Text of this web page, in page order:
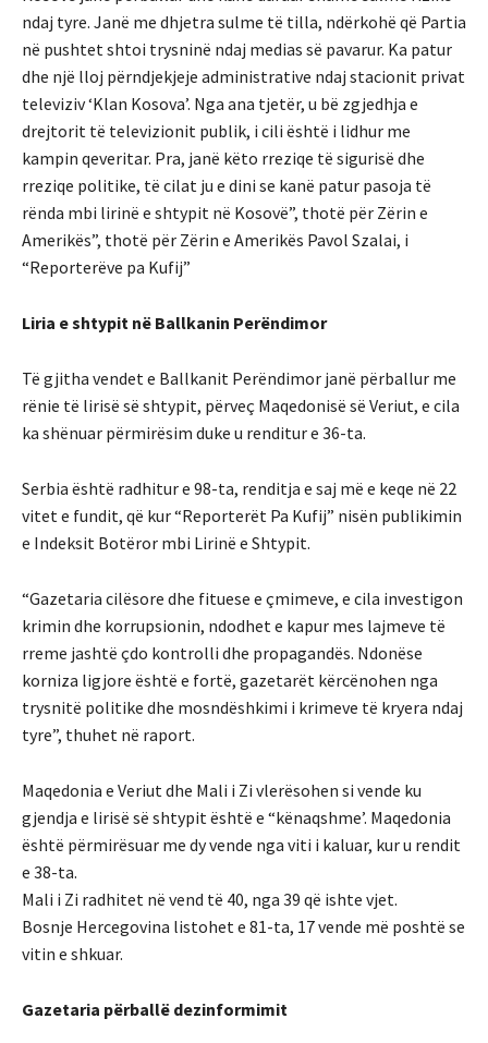
ndaj tyre. Janë me dhjetra sulme të tilla, ndërkohë që Partia
në pushtet shtoi trysninë ndaj medias së pavarur. Ka patur
dhe një lloj përndjekjeje administrative ndaj stacionit privat
televiziv ‘Klan Kosova’. Nga ana tjetër, u bë zgjedhja e
drejtorit të televizionit publik, i cili është i lidhur me
kampin qeveritar. Pra, janë këto rreziqe të sigurisë dhe
rreziqe politike, të cilat ju e dini se kanë patur pasoja të
rënda mbi lirinë e shtypit në Kosovë”, thotë për Zërin e
Amerikës”, thotë për Zërin e Amerikës Pavol Szalai, i
“Reporterëve pa Kufij”
Liria e shtypit në Ballkanin Perëndimor
Të gjitha vendet e Ballkanit Perëndimor janë përballur me
rënie të lirisë së shtypit, përveç Maqedonisë së Veriut, e cila
ka shënuar përmirësim duke u renditur e 36-ta.
Serbia është radhitur e 98-ta, renditja e saj më e keqe në 22
vitet e fundit, që kur “Reporterët Pa Kufij” nisën publikimin
e Indeksit Botëror mbi Lirinë e Shtypit.
“Gazetaria cilësore dhe fituese e çmimeve, e cila investigon
krimin dhe korrupsionin, ndodhet e kapur mes lajmeve të
rreme jashtë çdo kontrolli dhe propagandës. Ndonëse
korniza ligjore është e fortë, gazetarët kërcënohen nga
trysnitë politike dhe mosndëshkimi i krimeve të kryera ndaj
tyre”, thuhet në raport.
Maqedonia e Veriut dhe Mali i Zi vlerësohen si vende ku
gjendja e lirisë së shtypit është e “kënaqshme’. Maqedonia
është përmirësuar me dy vende nga viti i kaluar, kur u rendit
e 38-ta.
Mali i Zi radhitet në vend të 40, nga 39 që ishte vjet.
Bosnje Hercegovina listohet e 81-ta, 17 vende më poshtë se
vitin e shkuar.
Gazetaria përballë dezinformimit